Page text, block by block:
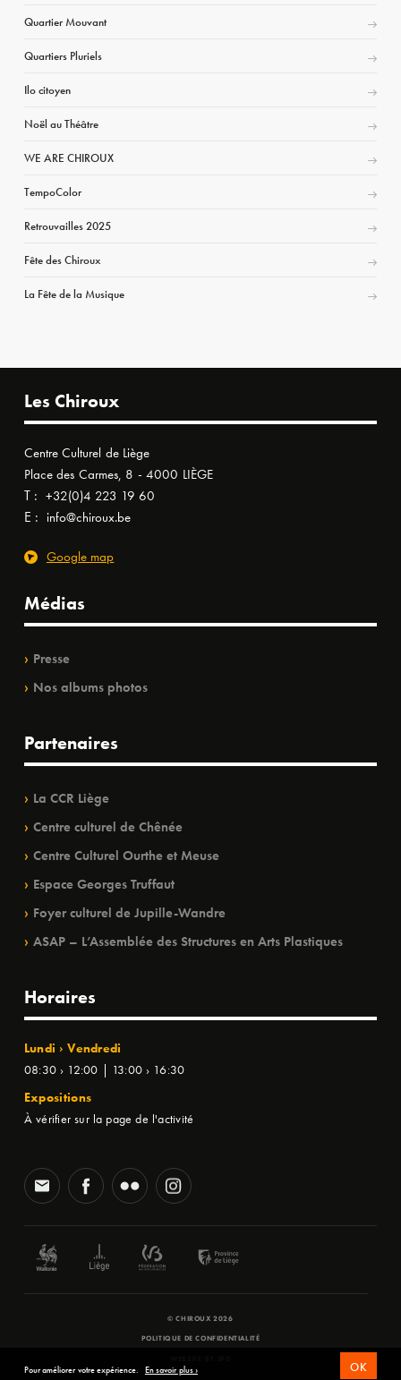
Quartier Mouvant
Quartiers Pluriels
Ilo citoyen
Noël au Théâtre
WE ARE CHIROUX
TempoColor
Retrouvailles 2025
Fête des Chiroux
La Fête de la Musique
Les Chiroux
Centre Culturel de Liège
Place des Carmes, 8 - 4000 LIÈGE
T : +32(0)4 223 19 60
E : info@chiroux.be
Google map
Médias
Presse
Nos albums photos
Partenaires
La CCR Liège
Centre culturel de Chênée
Centre Culturel Ourthe et Meuse
Espace Georges Truffaut
Foyer culturel de Jupille-Wandre
ASAP – L’Assemblée des Structures en Arts Plastiques
Horaires
Lundi › Vendredi
08:30 › 12:00 | 13:00 › 16:30
Expositions
À vérifier sur la page de l'activité
© CHIROUX 2026
POLITIQUE DE CONFIDENTIALITÉ
Pour améliorer votre expérience. En savoir plus › OK